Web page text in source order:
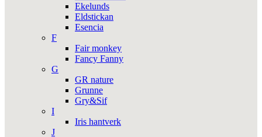
Ekelunds
Eldstickan
Esencia
F
Fair monkey
Fancy Fanny
G
GR nature
Grunne
Gry&Sif
I
Iris hantverk
J